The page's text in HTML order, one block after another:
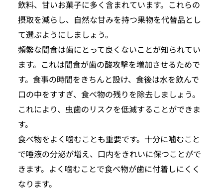
飲料、甘いお菓子に多く含まれています。これらの
摂取を減らし、自然な甘みを持つ果物を代替品とし
て選ぶようにしましょう。
頻繁な間食は歯にとって良くないことが知られてい
ます。これは間食が歯の酸攻撃を増加させるためで
す。食事の時間をきちんと設け、食後は水を飲んで
口の中をすすぎ、食べ物の残りを除去しましょう。
これにより、虫歯のリスクを低減することができま
す。
食べ物をよく噛むことも重要です。十分に噛むこと
で唾液の分泌が増え、口内をきれいに保つことがで
きます。よく噛むことで食べ物が歯に付着しにくく
なります。